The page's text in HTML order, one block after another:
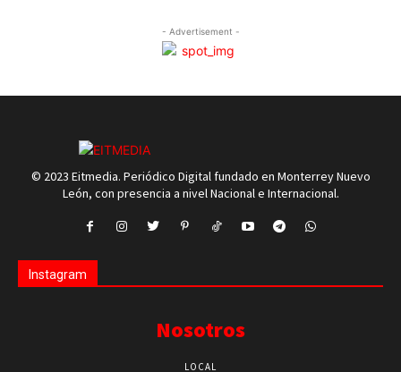
- Advertisement -
© 2023 Eitmedia. Periódico Digital fundado en Monterrey Nuevo
León, con presencia a nivel Nacional e Internacional.
Instagram
Nosotros
LOCAL